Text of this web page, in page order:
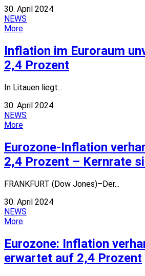
30. April 2024
NEWS
More
Inflation im Euroraum
2,4 Prozent
In Litauen liegt...
30. April 2024
NEWS
More
Eurozone-Inflation
2,4 Prozent – Kernrate
FRANKFURT (Dow Jones)–Der...
30. April 2024
NEWS
More
Eurozone: Inflation
erwartet auf 2,4 Prozent